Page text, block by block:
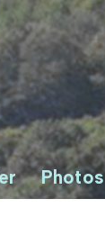
Photos